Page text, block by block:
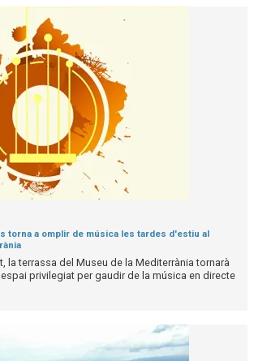
torna a omplir de música les tardes d'estiu al
la terrassa del Museu de la Mediterrània tornarà
privilegiat per gaudir de la música en directe